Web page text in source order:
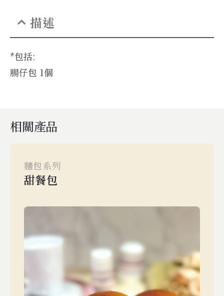
描述
*包括:
腸仔包 1個
相關產品
麵包系列
甜餐包